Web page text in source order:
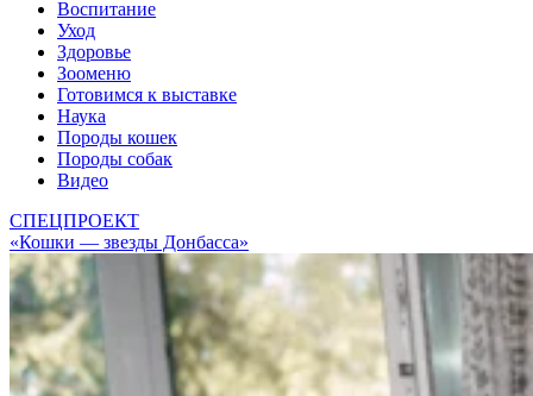
Воспитание
Уход
Здоровье
Зооменю
Готовимся к выставке
Наука
Породы кошек
Породы собак
Видео
СПЕЦПРОЕКТ
«Кошки — звезды Донбасса»